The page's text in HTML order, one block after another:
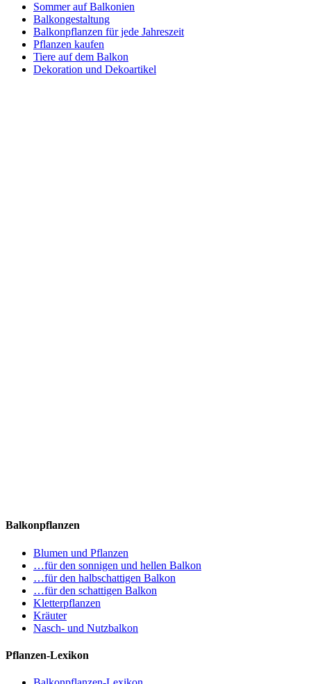
Sommer auf Balkonien
Balkongestaltung
Balkonpflanzen für jede Jahreszeit
Pflanzen kaufen
Tiere auf dem Balkon
Dekoration und Dekoartikel
Balkonpflanzen
Blumen und Pflanzen
…für den sonnigen und hellen Balkon
…für den halbschattigen Balkon
…für den schattigen Balkon
Kletterpflanzen
Kräuter
Nasch- und Nutzbalkon
Pflanzen-Lexikon